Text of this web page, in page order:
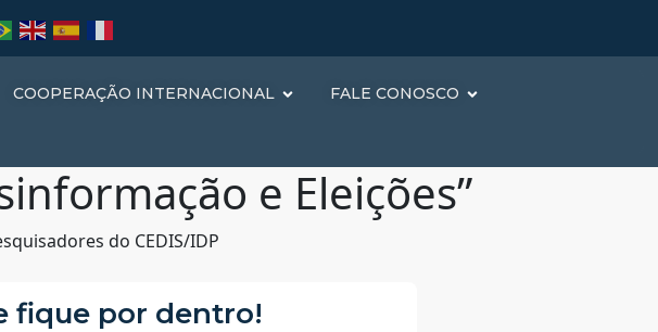
COOPERAÇÃO INTERNACIONAL FALE CONOSCO
e Eleições”
do CEDIS/IDP
fique por dentro!